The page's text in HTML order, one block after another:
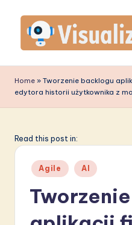
content
is
u
li
Home » Tworzenie backlogu
edytora historii użytkownika z
Read this post in:
Posted
in
Agile AI